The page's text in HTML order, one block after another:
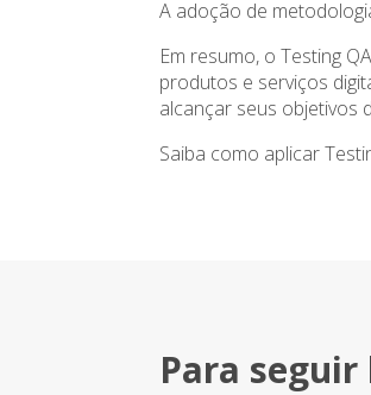
A adoção de
Em resumo, o Testing
produtos e serviços
alcançar seus objetivos
Saiba como aplicar
Para